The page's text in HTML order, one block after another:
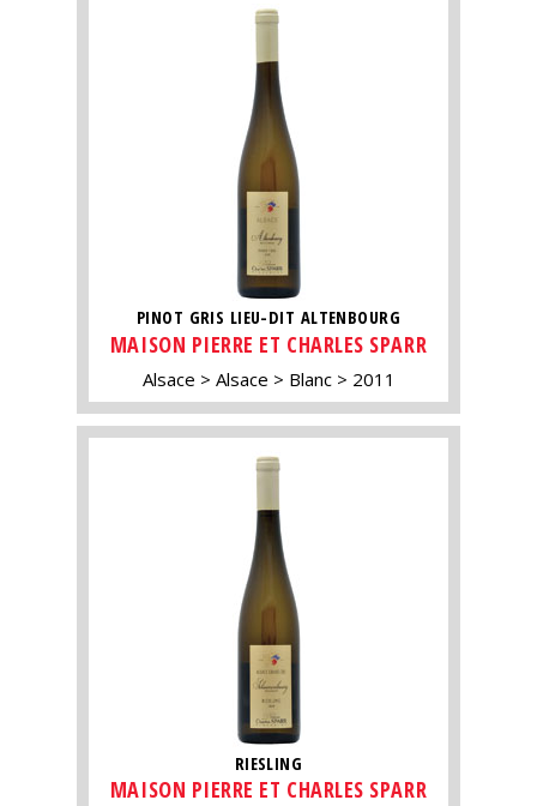
PINOT GRIS LIEU-DIT ALTENBOURG
MAISON PIERRE ET CHARLES SPARR
Alsace Alsace Blanc 2011
RIESLING
MAISON PIERRE ET CHARLES SPARR